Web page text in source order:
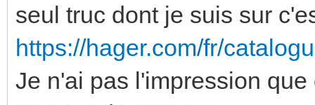
seul truc dont je suis sur
https://hager.com/fr/
Je n'ai pas l'impression